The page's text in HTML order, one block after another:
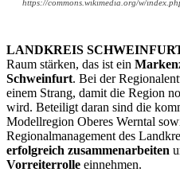
https://commons.wikimedia.org/w/
LANDKREIS
Raum stärken, das ist ein
Schweinfurt. Bei der
einem Strang, damit die Region
wird. Beteiligt daran sind die
Modellregion Oberes Werntal
Regionalmanagement des
erfolgreich zusammenarbeiten
Vorreiterrolle einnehmen.